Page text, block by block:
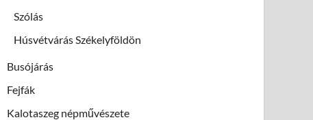
Szólás
Húsvétvárás Székelyföldön
Busójárás
Fejfák
Kalotaszeg népművészete